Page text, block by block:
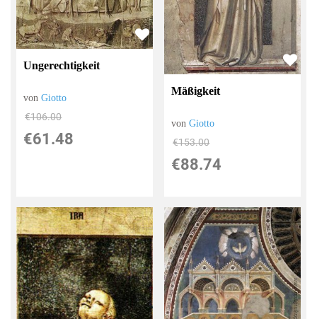
Ungerechtigkeit
vonGiotto
€106.00
€61.48
Mäßigkeit
vonGiotto
€153.00
€88.74